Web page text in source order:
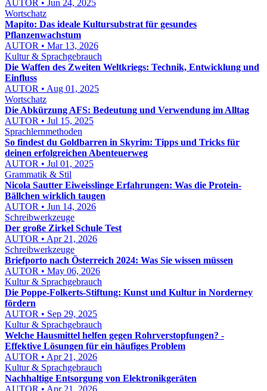
AUTOR • Jun 24, 2025
Wortschatz
Mapito: Das ideale Kultursubstrat für gesundes
Pflanzenwachstum
AUTOR • Mar 13, 2026
Kultur & Sprachgebrauch
Die Waffen des Zweiten Weltkriegs: Technik, Entwicklung und
Einfluss
AUTOR • Aug 01, 2025
Wortschatz
Die Abkürzung AFS: Bedeutung und Verwendung im Alltag
AUTOR • Jul 15, 2025
Sprachlernmethoden
So findest du Goldbarren in Skyrim: Tipps und Tricks für
deinen erfolgreichen Abenteuerweg
AUTOR • Jul 01, 2025
Grammatik & Stil
Nicola Sautter Eiweisslinge Erfahrungen: Was die Protein-
Bällchen wirklich taugen
AUTOR • Jun 14, 2026
Schreibwerkzeuge
Der große Zirkel Schule Test
AUTOR • Apr 21, 2026
Schreibwerkzeuge
Briefporto nach Österreich 2024: Was Sie wissen müssen
AUTOR • May 06, 2026
Kultur & Sprachgebrauch
Die Poppe-Folkerts-Stiftung: Kunst und Kultur in Norderney
fördern
AUTOR • Sep 29, 2025
Kultur & Sprachgebrauch
Welche Hausmittel helfen gegen Rohrverstopfungen? -
Effektive Lösungen für ein häufiges Problem
AUTOR • Apr 21, 2026
Kultur & Sprachgebrauch
Nachhaltige Entsorgung von Elektronikgeräten
AUTOR • Apr 21, 2026